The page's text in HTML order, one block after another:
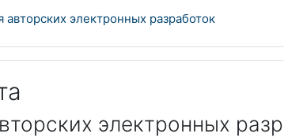
авторских электронных разработок
электронных